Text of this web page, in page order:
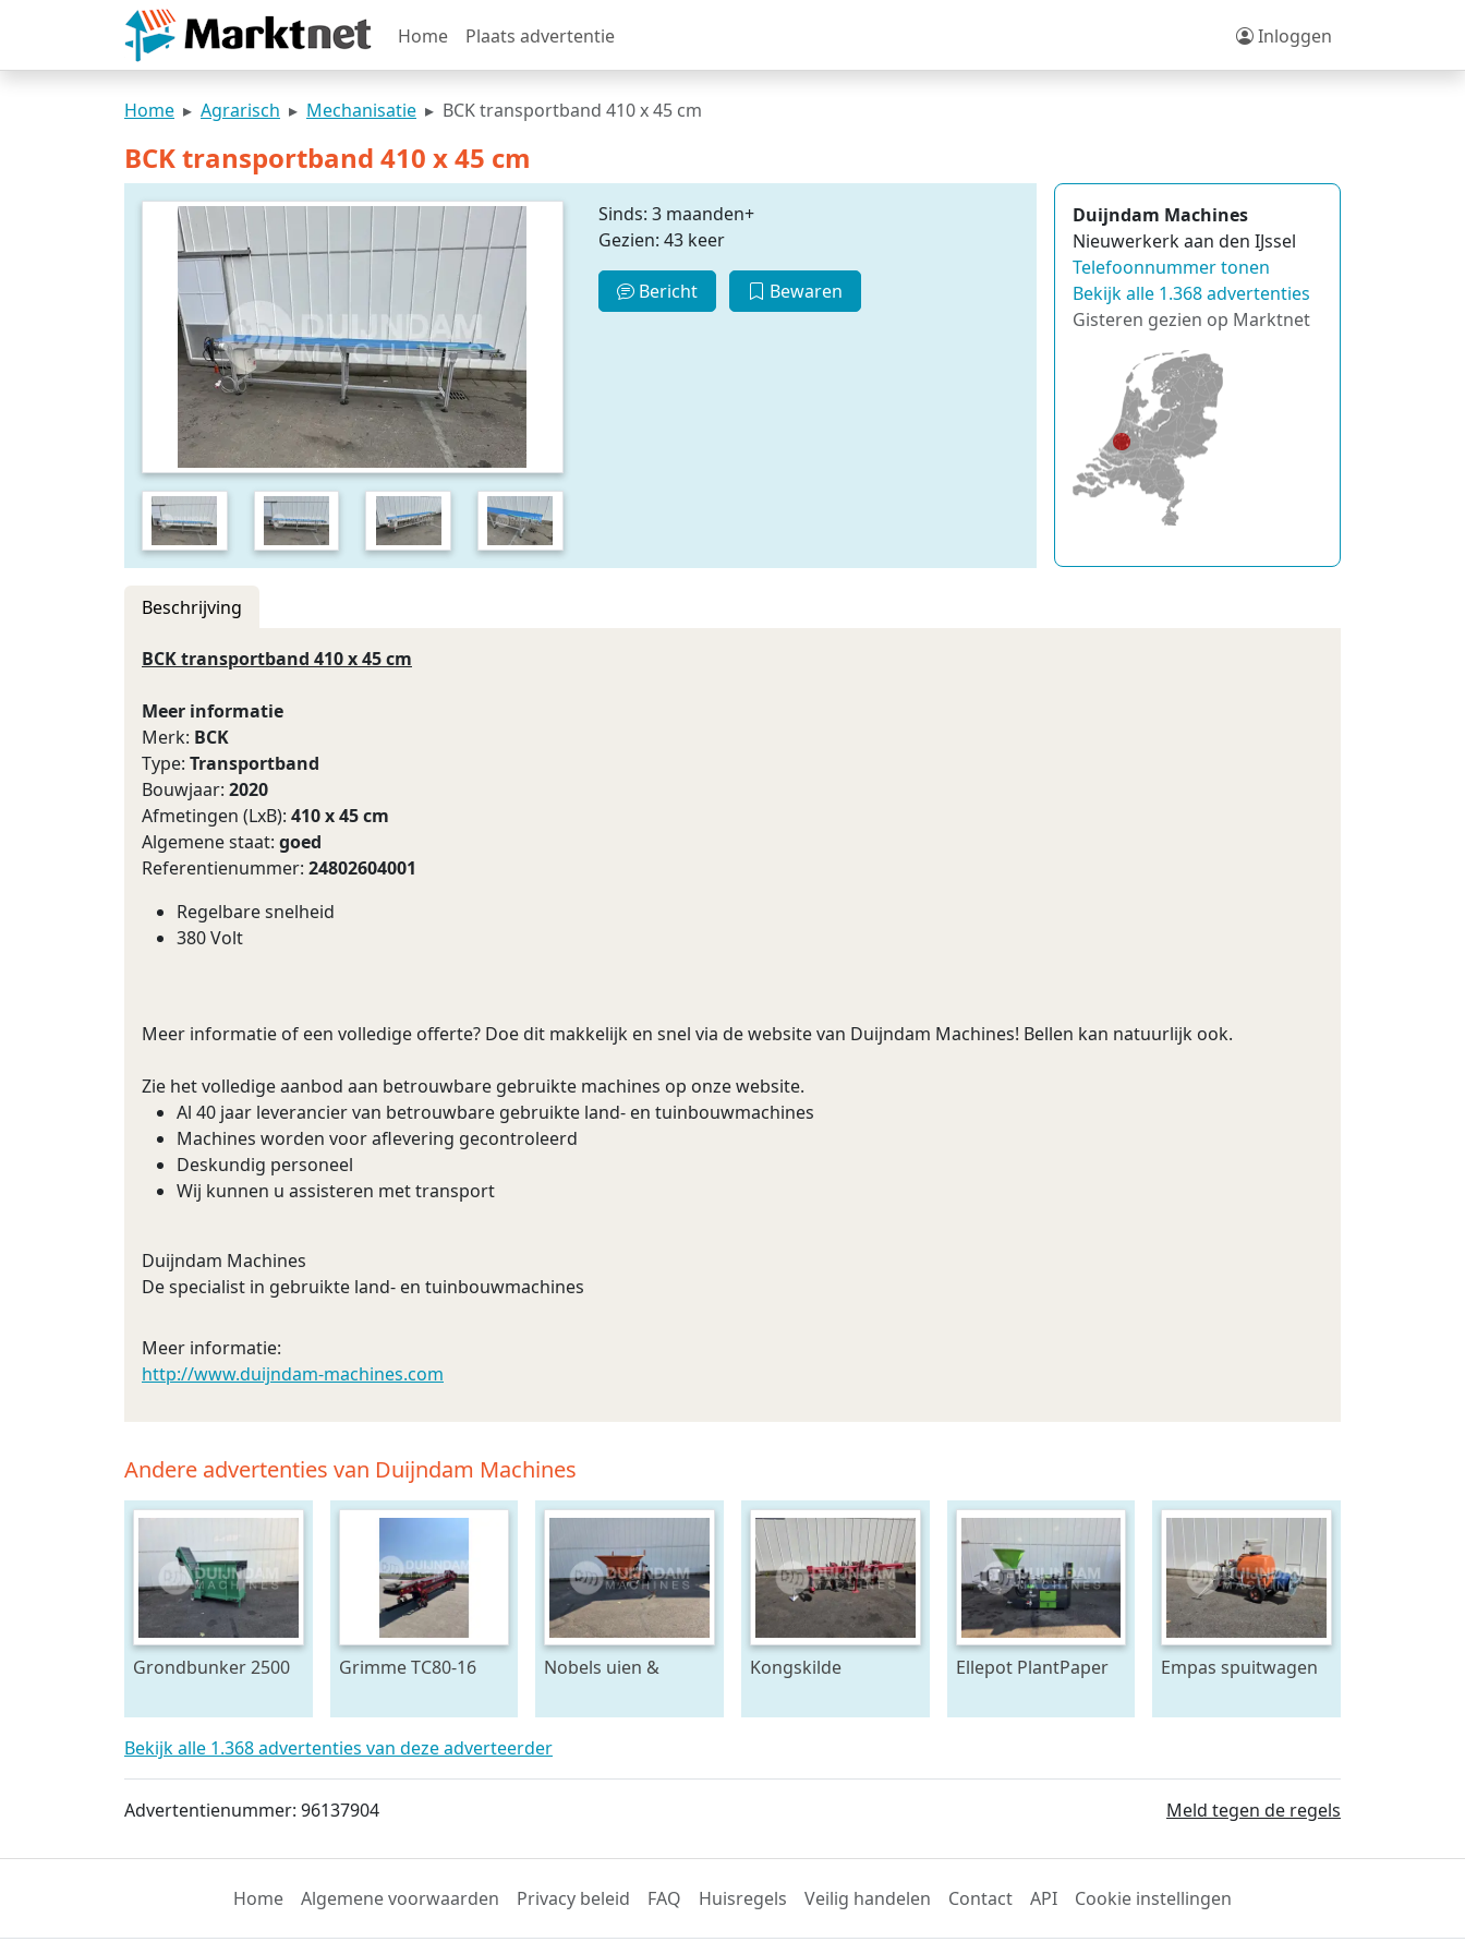
Home Plaats advertentie Inloggen
Home Agrarisch Mechanisatie BCK transportband 410 x 45 cm
BCK transportband 410 x 45 cm
Sinds: 3 maanden+
Gezien: 43 keer
Bericht Bewaren
Duijndam Machines
Nieuwerkerk aan den IJssel
Telefoonnummer tonen
Bekijk alle 1.368 advertenties
Gisteren gezien op Marktnet
Beschrijving
BCK transportband 410 x 45 cm
Meer informatie
Merk: BCK
Type: Transportband
Bouwjaar: 2020
Afmetingen (LxB): 410 x 45 cm
Algemene staat: goed
Referentienummer: 24802604001
Regelbare snelheid
380 Volt
Meer informatie of een volledige offerte? Doe dit makkelijk en snel via de website van Duijndam Machines! Bellen kan natuurlijk ook.
Zie het volledige aanbod aan betrouwbare gebruikte machines op onze website.
Al 40 jaar leverancier van betrouwbare gebruikte land- en tuinbouwmachines
Machines worden voor aflevering gecontroleerd
Deskundig personeel
Wij kunnen u assisteren met transport
Duijndam Machines
De specialist in gebruikte land- en tuinbouwmachines
Meer informatie:
http://www.duijndam-machines.com
Andere advertenties van Duijndam Machines
Grondbunker 2500
Grimme TC80-16
Nobels uien &
4 rijen, voor 120 cm
bedden
Kongskilde
Ellepot PlantPaper
paperpotmachine 4-
Empas spuitwagen
Bekijk alle 1.368 advertenties van deze adverteerder
Advertentienummer: 96137904 Meld tegen de regels
Home Algemene voorwaarden Privacy beleid FAQ Huisregels Veilig handelen Contact API Cookie instellingen